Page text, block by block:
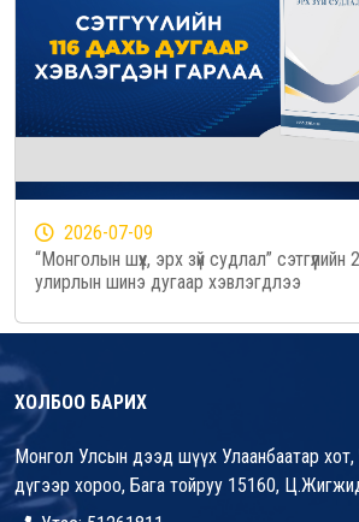
2026-07-09
“Монголын шүүх, эрх зүй судлал” сэтгүүлийн
улирлын шинэ дугаар хэвлэгдлээ
ХОЛБОО БАРИХ
Монгол Улсын дээд шүүх Улаанбаатар хот,
дүгээр хороо, Бага тойруу 15160,